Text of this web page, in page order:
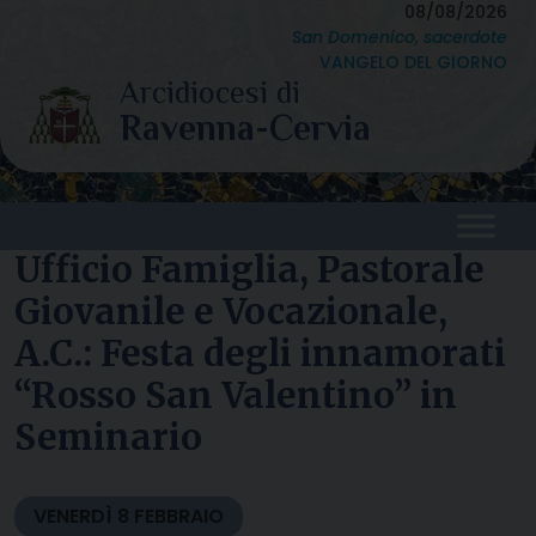
content
08/08/2026
San Domenico, sacerdote
VANGELO DEL GIORNO
Ufficio Famiglia, Pastorale
Giovanile e Vocazionale,
A.C.: Festa degli innamorati
“Rosso San Valentino” in
Seminario
VENERDÌ 8 FEBBRAIO